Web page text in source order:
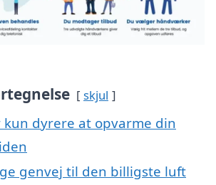
skjul
kun dyrere at opvarme din
genvej til den billigste luft